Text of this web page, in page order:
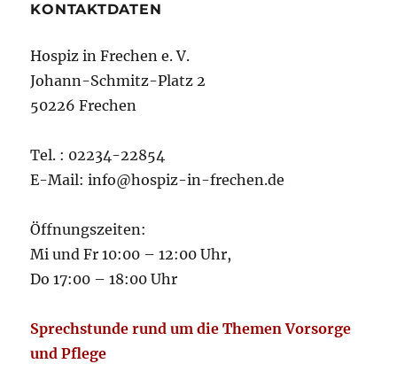
KONTAKTDATEN
Hospiz in Frechen e. V.
Johann-Schmitz-Platz 2
50226 Frechen
Tel. : 02234-22854
E-Mail: info@hospiz-in-frechen.de
Öffnungszeiten:
Mi und Fr 10:00 – 12:00 Uhr,
Do 17:00 – 18:00 Uhr
Sprechstunde rund um die Themen Vorsorge
und Pflege